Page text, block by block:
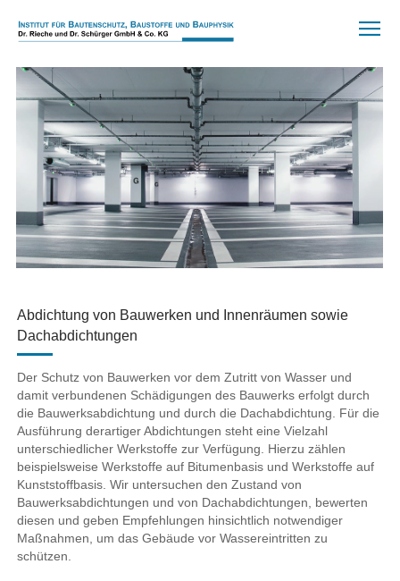
Abdichtung von Bauwerken und Innenräumen sowie
Dachabdichtungen
Der Schutz von Bauwerken vor dem Zutritt von Wasser und
damit verbundenen Schädigungen des Bauwerks erfolgt durch
die Bauwerksabdichtung und durch die Dachabdichtung. Für die
Ausführung derartiger Abdichtungen steht eine Vielzahl
unterschiedlicher Werkstoffe zur Verfügung. Hierzu zählen
beispielsweise Werkstoffe auf Bitumenbasis und Werkstoffe auf
Kunststoffbasis. Wir untersuchen den Zustand von
Bauwerksabdichtungen und von Dachabdichtungen, bewerten
diesen und geben Empfehlungen hinsichtlich notwendiger
Maßnahmen, um das Gebäude vor Wassereintritten zu
schützen.